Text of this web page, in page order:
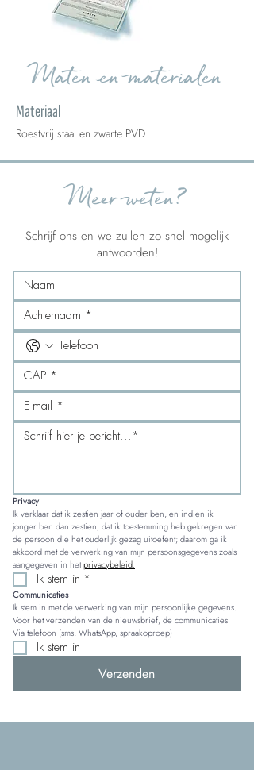
Maten en materialen
Materiaal
Roestvrij staal en zwarte PVD
Meer weten?
Schrijf ons en we zullen zo snel mogelijk
antwoorden!
Privacy
Ik verklaar dat ik zestien jaar of ouder ben, en indien ik
jonger ben dan zestien, dat ik toestemming heb gekregen van
de persoon die het ouderlijk gezag uitoefent; daarom ga ik
akkoord met de verwerking van mijn persoonsgegevens zoals
aangegeven in het privacybeleid.
Ik stem in *
Communicaties
Ik stem in met de verwerking van mijn persoonlijke gegevens.
Voor het verzenden van de nieuwsbrief, de communicaties
Via telefoon (sms, WhatsApp, spraakoproep)
Ik stem in
Verzenden